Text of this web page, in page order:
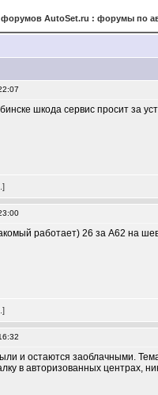
AutoSet.ru : форумы по
шкода сервис просит за
работает) 26 за А62 на
и остаются заоблачными.
в авторизованных центрах,